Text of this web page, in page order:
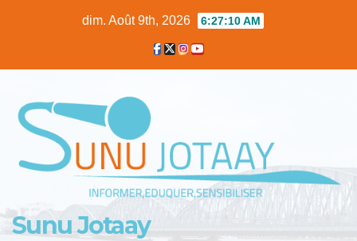
dim. Août 9th, 2026 6:27:11 AM
Sunu Jotaay